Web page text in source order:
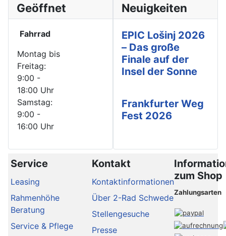
Geöffnet
Fahrrad
Montag bis
Freitag:
9:00 -
18:00 Uhr
Samstag:
9:00 -
16:00 Uhr
Neuigkeiten
EPIC Lošinj 2026
– Das große
Finale auf der
Insel der Sonne
Frankfurter Weg
Fest 2026
Service
Leasing
Rahmenhöhe
Beratung
Service & Pflege
Kontakt
Kontaktinformationen
Über 2-Rad Schwede
Stellengesuche
Presse
zum Shop
Zahlungsarten